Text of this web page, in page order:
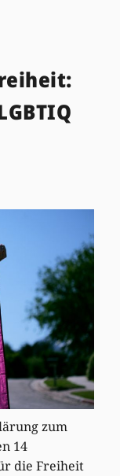
zum
14
die Freiheit